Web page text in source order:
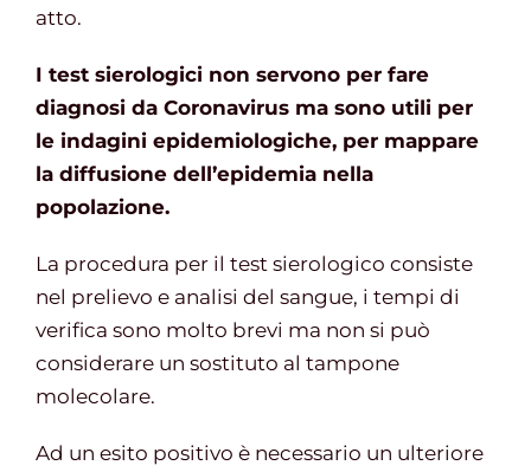
atto.
I test sierologici non servono per fare
diagnosi da Coronavirus ma sono utili per
le indagini epidemiologiche, per mappare
la diffusione dell’epidemia nella
popolazione.
La procedura per il test sierologico consiste
nel prelievo e analisi del sangue, i tempi di
verifica sono molto brevi ma non si può
considerare un sostituto al tampone
molecolare.
Ad un esito positivo è necessario un ulteriore